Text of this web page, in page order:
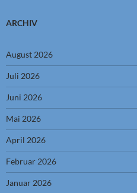
ARCHIV
August 2026
Juli 2026
Juni 2026
Mai 2026
April 2026
Februar 2026
Januar 2026